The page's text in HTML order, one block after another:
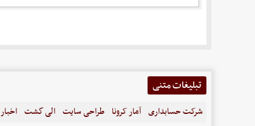
تبلیغات متنی
شرکت حسابداری آمار کرونا طراحی سایت الی گشت